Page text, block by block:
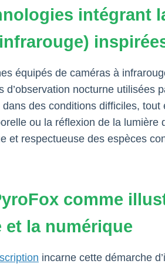
intégrant
équipés de caméras à
d’observation nocturne utilisées
des conditions difficiles,
ou la réflexion de la lumière
et respectueuse des espèces
comme
la numérique
incarne cette démarche